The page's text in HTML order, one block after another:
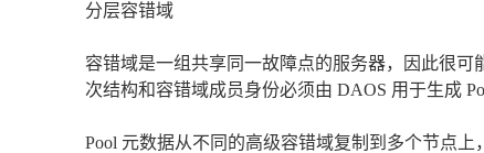
分层容错域
容错域是一组共享同一故障点的服务器，因此很
次结构和容错域成员身份必须由 DAOS 用于生成
Pool 元数据从不同的高级容错域复制到多个节点